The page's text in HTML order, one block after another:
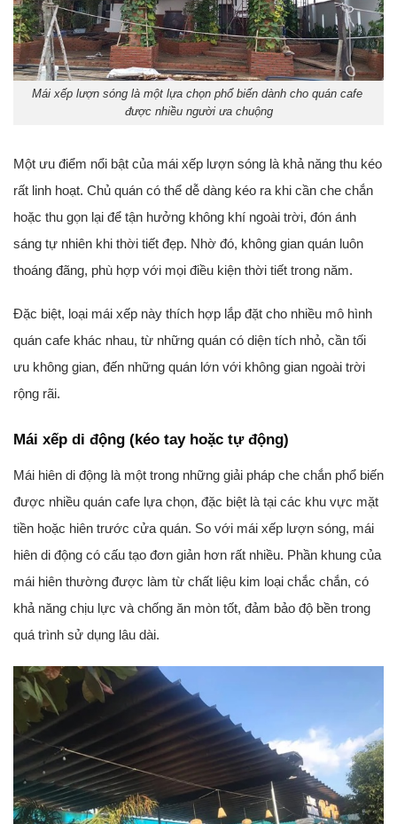
Mái xếp lượn sóng là một lựa chọn phổ biến dành cho quán cafe
được nhiều người ưa chuộng
Một ưu điểm nổi bật của mái xếp lượn sóng là khả năng thu kéo
rất linh hoạt. Chủ quán có thể dễ dàng kéo ra khi cần che chắn
hoặc thu gọn lại để tận hưởng không khí ngoài trời, đón ánh
sáng tự nhiên khi thời tiết đẹp. Nhờ đó, không gian quán luôn
thoáng đãng, phù hợp với mọi điều kiện thời tiết trong năm.
Đặc biệt, loại mái xếp này thích hợp lắp đặt cho nhiều mô hình
quán cafe khác nhau, từ những quán có diện tích nhỏ, cần tối
ưu không gian, đến những quán lớn với không gian ngoài trời
rộng rãi.
Mái xếp di động (kéo tay hoặc tự động)
Mái hiên di động là một trong những giải pháp che chắn phổ biến
được nhiều quán cafe lựa chọn, đặc biệt là tại các khu vực mặt
tiền hoặc hiên trước cửa quán. So với mái xếp lượn sóng, mái
hiên di động có cấu tạo đơn giản hơn rất nhiều. Phần khung của
mái hiên thường được làm từ chất liệu kim loại chắc chắn, có
khả năng chịu lực và chống ăn mòn tốt, đảm bảo độ bền trong
quá trình sử dụng lâu dài.